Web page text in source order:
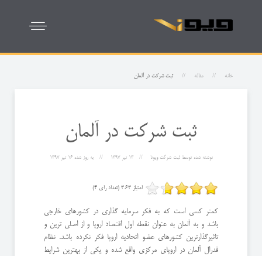
خانه مقاله ثبت شرکت در آلمان
ثبت شرکت در آلمان
نوشته شده توسطثبت شرکت ویونا 13 تیر 1397 به روز شده16 تیر 1397
امتیاز 3.63 (تعداد رای 4)
کمتر کسی است که به فکر سرمایه گذاری در کشورهای خارجی
باشد و به آلمان به عنوان نقطه اول اقتصاد اروپا و از اصلی ترین و
تاثیرگذارترین کشورهای عضو اتحادیه اروپا فکر نکرده باشد. نظام
فدرال آلمان در اروپای مرکزی واقع شده و یکی از بهترین شرایط